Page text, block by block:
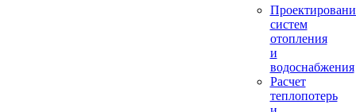
систем
отопления
и
водоснабжения
Расчет
теплопотерь